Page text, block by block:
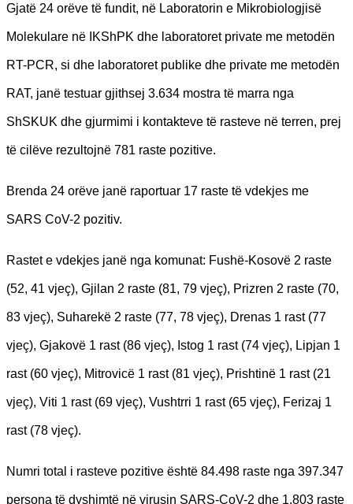
Gjatë 24 orëve të fundit, në Laboratorin e Mikrobiologjisë
Molekulare në IKShPK dhe laboratoret private me metodën
RT-PCR, si dhe laboratoret publike dhe private me metodën
RAT, janë testuar gjithsej 3.634 mostra të marra nga
ShSKUK dhe gjurmimi i kontakteve të rasteve në terren, prej
të cilëve rezultojnë 781 raste pozitive.
Brenda 24 orëve janë raportuar 17 raste të vdekjes me
SARS CoV-2 pozitiv.
Rastet e vdekjes janë nga komunat: Fushë-Kosovë 2 raste
(52, 41 vjeç), Gjilan 2 raste (81, 79 vjeç), Prizren 2 raste (70,
83 vjeç), Suharekë 2 raste (77, 78 vjeç), Drenas 1 rast (77
vjeç), Gjakovë 1 rast (86 vjeç), Istog 1 rast (74 vjeç), Lipjan 1
rast (60 vjeç), Mitrovicë 1 rast (81 vjeç), Prishtinë 1 rast (21
vjeç), Viti 1 rast (69 vjeç), Vushtrri 1 rast (65 vjeç), Ferizaj 1
rast (78 vjeç).
Numri total i rasteve pozitive është 84.498 raste nga 397.347
persona të dyshimtë në virusin SARS-CoV-2 dhe 1.803 raste